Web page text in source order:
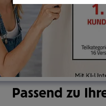
Passend zu